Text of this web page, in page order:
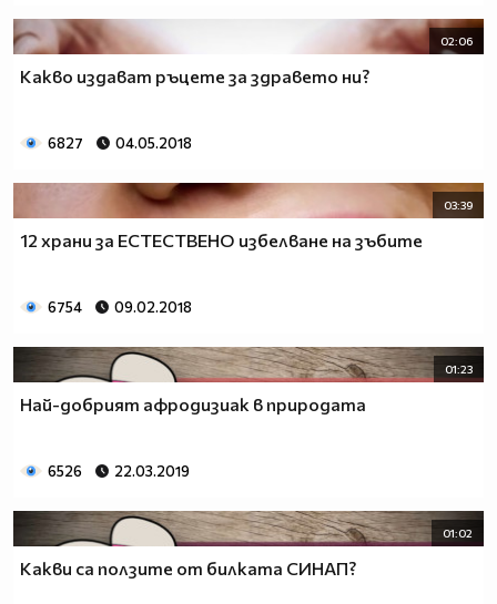
02:06
Какво издават ръцете за здравето ни?
6827 04.05.2018
03:39
12 храни за ЕСТЕСТВЕНО избелване на зъбите
6754 09.02.2018
01:23
Най-добрият афродизиак в природата
6526 22.03.2019
01:02
Какви са ползите от билката СИНАП?